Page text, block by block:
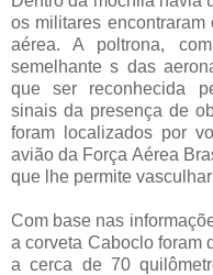
os militares
aérea. A poltrona,
semelhante s das
que ser reconhecida
sinais da presença de
foram localizados por
avião da Força Aérea
que lhe permite
Com base nas
a corveta Caboclo foram
a cerca de 70